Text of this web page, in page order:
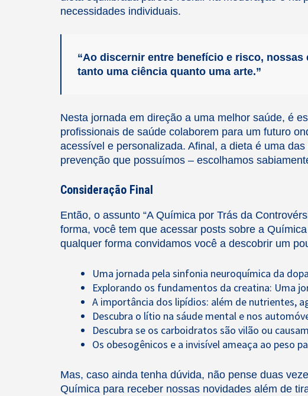
necessidades individuais.
“Ao discernir entre benefício e risco,
tanto uma ciência quanto uma arte.”
Nesta jornada em direção a uma melhor saúde, é
profissionais de saúde colaborem para um futuro
acessível e personalizada. Afinal, a dieta é uma
prevenção que possuímos – escolhamos
Consideração Final
Então, o assunto “A Química por Trás da
forma, você tem que acessar posts sobre a
qualquer forma convidamos você a descobrir um
Uma jornada pela sinfonia neuroquímica da
Explorando os fundamentos da creatina: Uma
A importância dos lipídios: além de nutrientes,
Descubra o lítio na sáude mental e nos
Descubra se os carboidratos são vilão ou
Os obesogênicos e a invisível ameaça ao peso
Mas, caso ainda tenha dúvida, não pense duas
Química para receber nossas novidades além de